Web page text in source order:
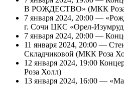
В РОЖДЕСТВО» (МКК
7 января 2024, 20:00 —
г. Сочи ЦКС «Орел-
7 января 2024, 20:00 —
11 января 2024, 20:00 —
Складчиковой (МКК Роза
12 января 2024, 19:00
Роза Холл)
13 января 2024, 16:00 —